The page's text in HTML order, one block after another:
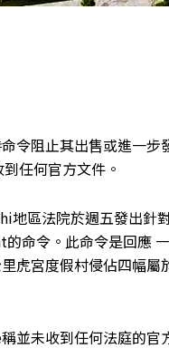
令阻止其出售或進一
任何官方文件。
地區法院於週五發出針
命令。此命令是回應
虎宮度假村侵佔四幅
並未收到任何法庭的官